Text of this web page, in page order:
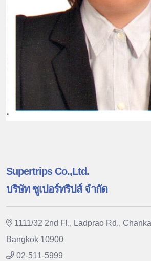
Supertrips Co.,Ltd.
บริษัท ซูเปอร์ทริปส์ จำกัด
1111/32 2nd Fl., Ladprao Rd.,
Bangkok 10900
02-511-5999